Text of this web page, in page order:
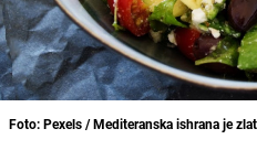
Foto: Pexels / Mediteranska ishrana je